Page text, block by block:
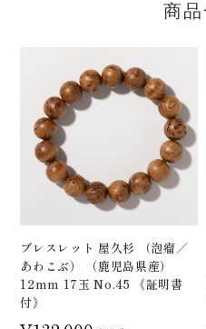
商品
ブレスレット 屋久杉 （泡瘤／
あわこぶ） （鹿児島県産）
12mm 17玉 No.45 《証明書
付》